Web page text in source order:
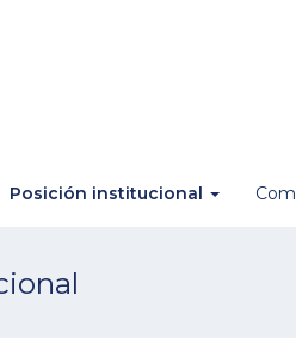
Posición institucional